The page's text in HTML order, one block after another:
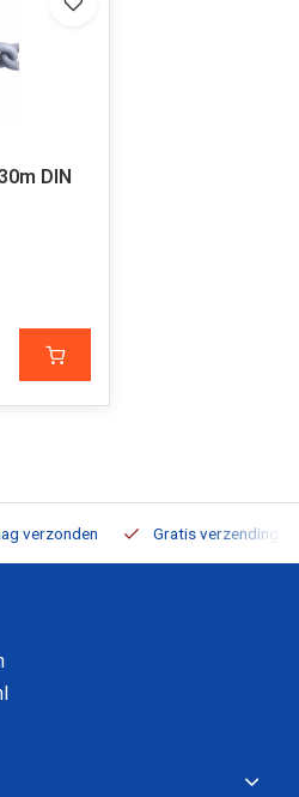
DIN
verzonden Gratis verzending